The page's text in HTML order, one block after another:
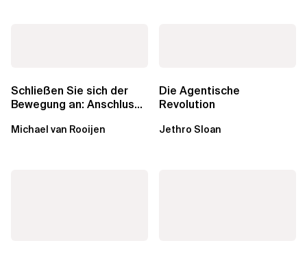
Schließen Sie sich der
Bewegung an: Anschluss
Michael van Rooijen
Die Agentische
Revolution
Jethro Sloan